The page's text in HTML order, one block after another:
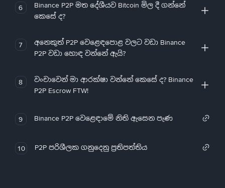
6
Binance P2P මත දේශීයව Bitcoin මිල දී ගන්නේ
කෙසේ ද?
7
අනෙකුත් P2P වෙළෙඳපොළ වලට වඩා Binance
P2P වඩා හොඳ වන්නේ ඇයි?
8
වංචාවෙන් මා ආරක්ෂා වන්නේ කෙසේ ද? Binance
P2P Escrow FTW!
9 Binance P2P වෙළෙඳාමේ නිති ඇසෙන පැණ
10 P2P පරිශීලක ගනුදෙනු ප්‍රතිපත්තිය